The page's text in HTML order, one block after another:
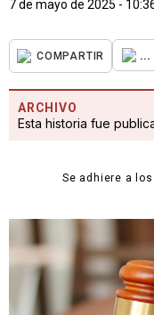
7 de mayo de 2025 -
COMPARTIR ...
ARCHIVO
Esta historia fue
Se adhiere a